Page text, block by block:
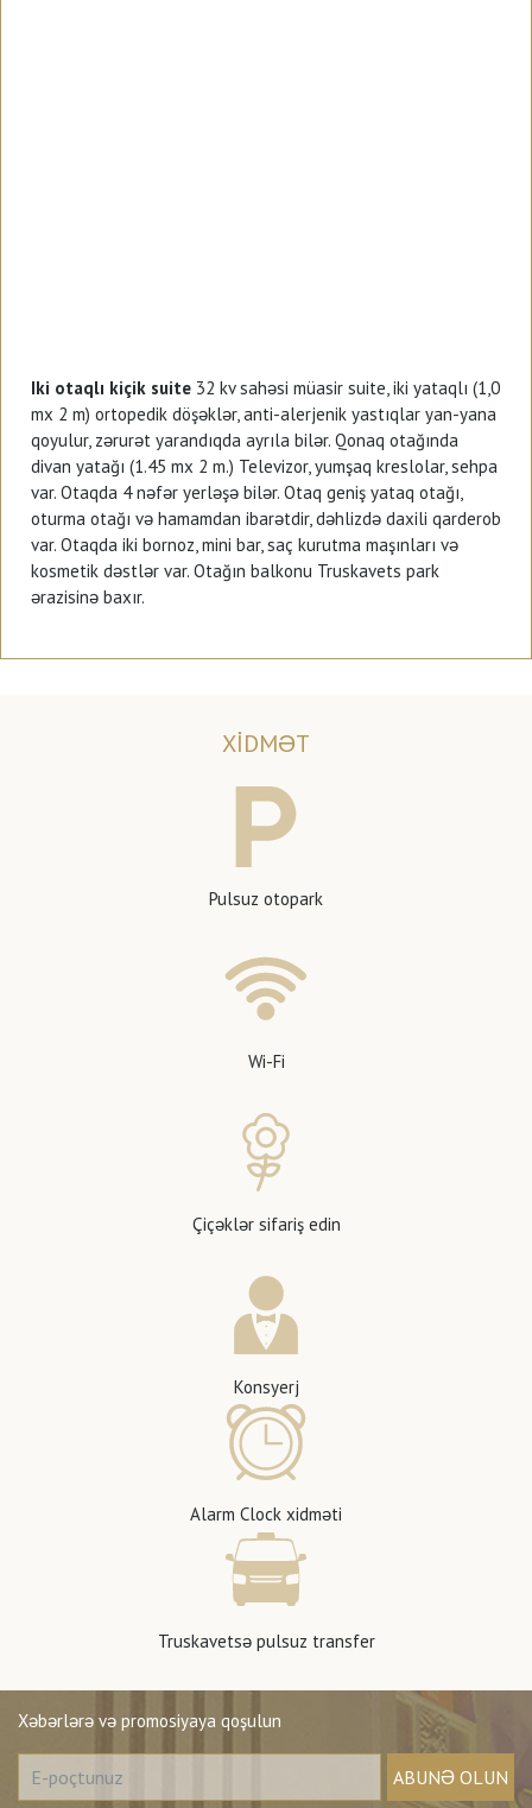
Iki otaqlı kiçik suite 32 kv sahəsi müasir suite, iki yataqlı (1,0
mx 2 m) ortopedik döşəklər, anti-alerjenik yastıqlar yan-yana
qoyulur, zərurət yarandıqda ayrıla bilər. Qonaq otağında
divan yatağı (1.45 mx 2 m.) Televizor, yumşaq kreslolar, sehpa
var. Otaqda 4 nəfər yerləşə bilər. Otaq geniş yataq otağı,
oturma otağı və hamamdan ibarətdir, dəhlizdə daxili qarderob
var. Otaqda iki bornoz, mini bar, saç kurutma maşınları və
kosmetik dəstlər var. Otağın balkonu Truskavets park
ərazisinə baxır.
XIDMƏT
Pulsuz otopark
Wi-Fi
Çiçəklər sifariş edin
Konsyerj
Alarm Clock xidməti
Truskavetsə pulsuz transfer
Xəbərlərə və promosiyaya qoşulun